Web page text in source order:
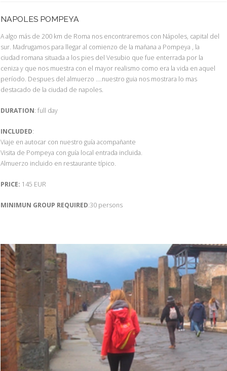
NAPOLES POMPEYA
A algo más de 200 km de Roma nos encontraremos con Nápoles, capital del
sur. Madrugamos para llegar al comienzo de la mañana a Pompeya , la
ciudad romana situada a los pies del Vesubio que fue enterrada por la
ceniza y que nos muestra con el mayor realismo como era la vida en aquel
período. Despues del almuerzo ....nuestro guia nos mostrara lo mas
destacado de la ciudad de napoles.
DURATION: full day
INCLUDED:
Viaje en autocar con nuestro guía acompañante
Visita de Pompeya con guía local entrada incluida.
Almuerzo incluido en restaurante típico.
PRICE: 145 EUR
MINIMUN GROUP REQUIRED:30 persons